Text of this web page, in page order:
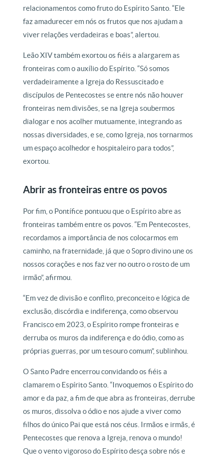
relacionamentos como fruto do Espírito Santo. “Ele
faz amadurecer em nós os frutos que nos ajudam a
viver relações verdadeiras e boas”, alertou.
Leão XIV também exortou os fiéis a alargarem as
fronteiras com o auxílio do Espírito. “Só somos
verdadeiramente a Igreja do Ressuscitado e
discípulos de Pentecostes se entre nós não houver
fronteiras nem divisões, se na Igreja soubermos
dialogar e nos acolher mutuamente, integrando as
nossas diversidades, e se, como Igreja, nos tornarmos
um espaço acolhedor e hospitaleiro para todos”,
exortou.
Abrir as fronteiras entre os povos
Por fim, o Pontífice pontuou que o Espírito abre as
fronteiras também entre os povos. “Em Pentecostes,
recordamos a importância de nos colocarmos em
caminho, na fraternidade, já que o Sopro divino une os
nossos corações e nos faz ver no outro o rosto de um
irmão”, afirmou.
“Em vez de divisão e conflito, preconceito e lógica de
exclusão, discórdia e indiferença, como observou
Francisco em 2023, o Espírito rompe fronteiras e
derruba os muros da indiferença e do ódio, como as
próprias guerras, por um tesouro comum”, sublinhou.
O Santo Padre encerrou convidando os fiéis a
clamarem o Espírito Santo. “Invoquemos o Espírito do
amor e da paz, a fim de que abra as fronteiras, derrube
os muros, dissolva o ódio e nos ajude a viver como
filhos do único Pai que está nos céus. Irmãos e irmãs, é
Pentecostes que renova a Igreja, renova o mundo!
Que o vento vigoroso do Espírito desça sobre nós e